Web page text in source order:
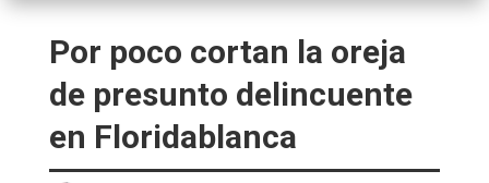
Por poco cortan la oreja
de presunto delincuente
en Floridablanca